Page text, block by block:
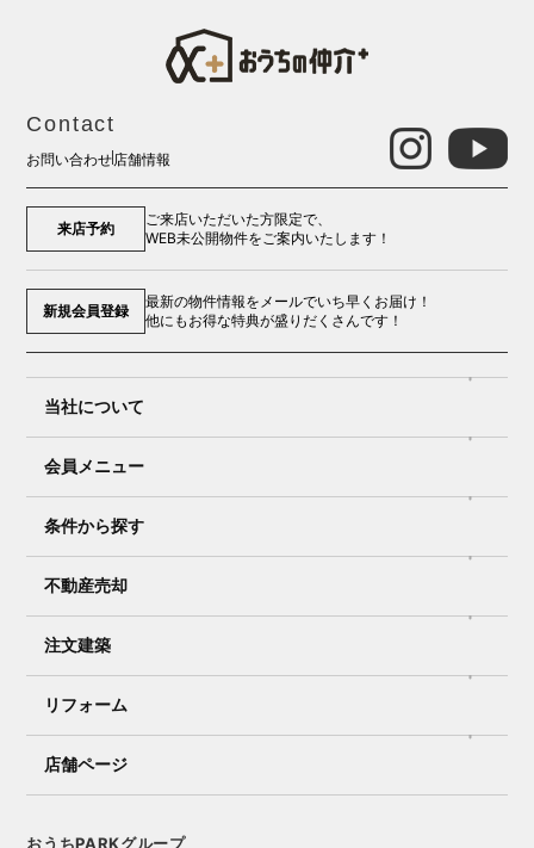
Contact
お問い合わせ店舗情報
来店予約
ご来店いただいた方限定で、
WEB未公開物件をご案内いたします！
新規会員登録
最新の物件情報をメールでいち早くお届け！
他にもお得な特典が盛りだくさんです！
当社について
会員メニュー
条件から探す
不動産売却
注文建築
リフォーム
店舗ページ
おうちPARKグループ